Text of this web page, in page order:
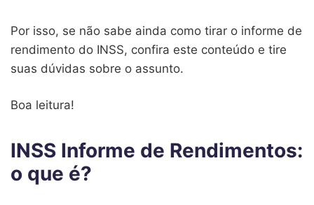
Por isso, se não sabe ainda como tirar o informe de
rendimento do INSS, confira este conteúdo e tire
suas dúvidas sobre o assunto.
Boa leitura!
INSS Informe de Rendimentos:
o que é?